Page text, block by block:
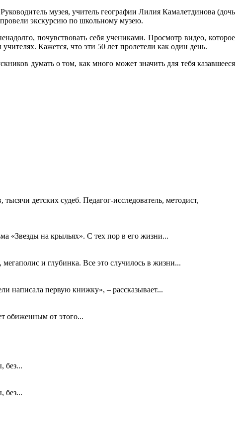
музея, учитель географии Лилия Камалетдинова (дочь
экскурсию по школьному музею.
почувствовать себя учениками. Просмотр видео, которое
Кажется, что эти 50 лет пролетели как один день.
думать о том, как много может значить для тебя казавшееся
детских судеб. Педагог-исследователь, методист,
«Звезды на крыльях». С тех пор в его жизни...
и глубинка. Все это случилось в жизни...
написала первую книжку», – рассказывает...
обиженным от этого...
без...
без...